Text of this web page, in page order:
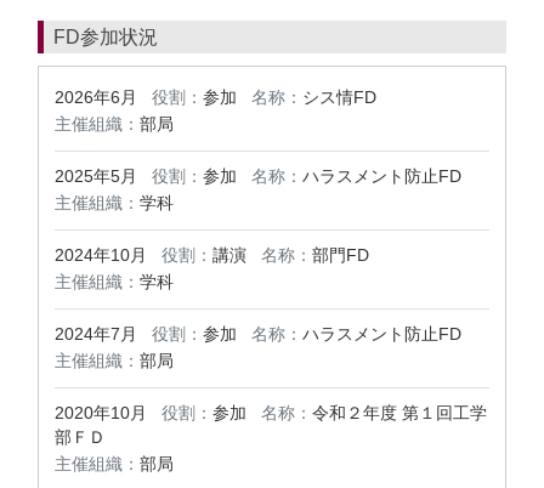
FD参加状況
2026年6月 役割： 参加 名称： シス情FD
主催組織： 部局
2025年5月 役割： 参加 名称： ハラスメント防止FD
主催組織： 学科
2024年10月 役割： 講演 名称： 部門FD
主催組織： 学科
2024年7月 役割： 参加 名称： ハラスメント防止FD
主催組織： 部局
2020年10月 役割： 参加 名称： 令和２年度 第１回工学
部ＦＤ
主催組織： 部局